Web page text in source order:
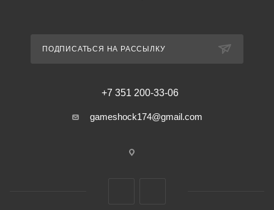
ПОДПИСАТЬСЯ НА РАССЫЛКУ
+7 351 200-33-06
gameshock174@gmail.com